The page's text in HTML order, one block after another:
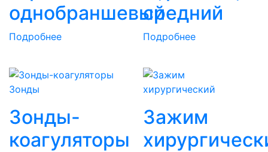
однобраншевый
Подробнее
средний
Подробнее
Зонды
Зонды-
коагуляторы
Зажим